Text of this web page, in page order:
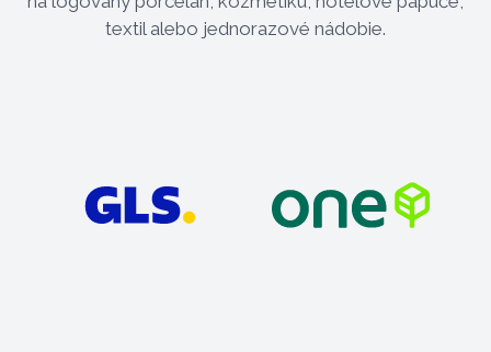
textil alebo jednorazové nádobie.